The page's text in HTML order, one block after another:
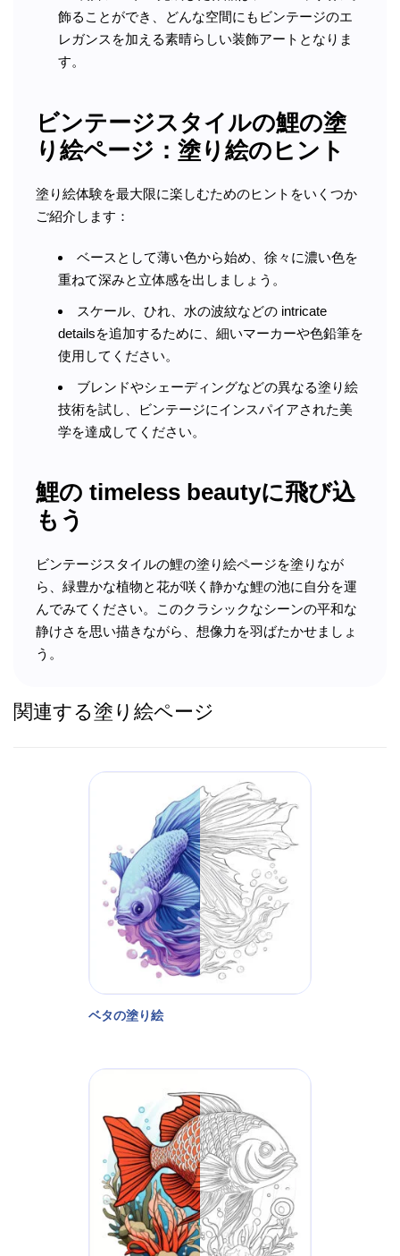
飾ることができ、どんな空間にもビンテージのエ
レガンスを加える素晴らしい装飾アートとなりま
す。
ビンテージスタイルの鯉の塗
り絵ページ：塗り絵のヒント
塗り絵体験を最大限に楽しむためのヒントをいくつか
ご紹介します：
ベースとして薄い色から始め、徐々に濃い色を
重ねて深みと立体感を出しましょう。
スケール、ひれ、水の波紋などの intricate
detailsを追加するために、細いマーカーや色鉛筆を
使用してください。
ブレンドやシェーディングなどの異なる塗り絵
技術を試し、ビンテージにインスパイアされた美
学を達成してください。
鯉の timeless beautyに飛び込
もう
ビンテージスタイルの鯉の塗り絵ページを塗りなが
ら、緑豊かな植物と花が咲く静かな鯉の池に自分を運
んでみてください。このクラシックなシーンの平和な
静けさを思い描きながら、想像力を羽ばたかせましょ
う。
関連する塗り絵ページ
ベタの塗り絵